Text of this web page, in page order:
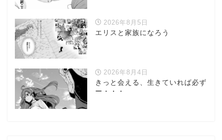
2026年8月5日
エリスと家族になろう
2026年8月4日
きっと会える、生きていれば必ず
ー・・・